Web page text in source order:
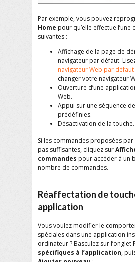
Par exemple, vous pouvez
Home pour qu’elle effectue l’une
suivantes :
Affichage de la page de
navigateur par défaut.
navigateur Web par défaut
changer votre navigateur
Ouverture d’une
Web.
Appui sur une séquence
prédéfinies.
Désactivation de la touche.
Si les commandes proposées
pas suffisantes, cliquez sur
commandes pour accéder à un
nombre de commandes.
Réaffectation de
application
Vous voulez modifier le
spéciales dans une application
ordinateur ? Basculez sur l’onglet
spécifiques à l’application,